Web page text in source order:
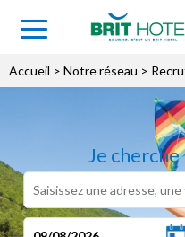
Accueil > Notre réseau >
Je